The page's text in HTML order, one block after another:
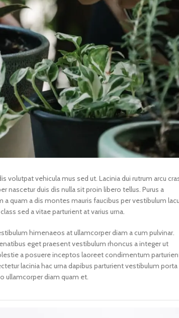
volutpat vehicula mus sed ut. Lacinia dui rutrum arcu
nascetur duis dis nulla sit proin libero tellus. Purus a
quam a dis montes mauris faucibus per vestibulum
sed a vitae parturient at varius urna.
himenaeos at ullamcorper diam a cum pulvinar.
eget praesent vestibulum rhoncus a integer ut
a posuere inceptos laoreet condimentum
lacinia hac urna dapibus parturient vestibulum porta
ullamcorper diam quam et.